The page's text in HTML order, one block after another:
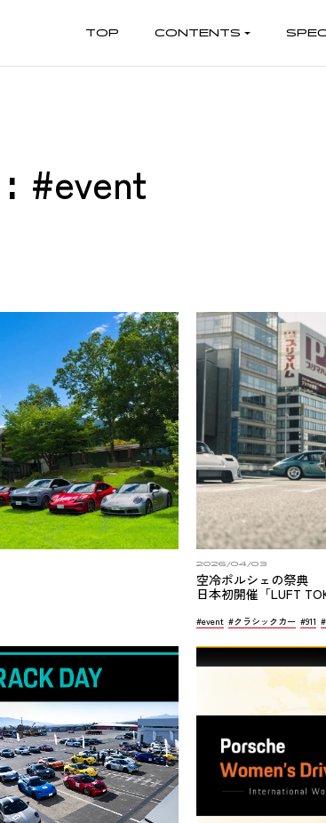
TOP CONTENTS
: #event
2026/04/03
空冷ポルシェの祭典
日本初開催「LUFT
#event #クラシックカー #911